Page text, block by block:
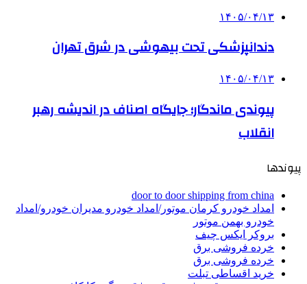
۱۴۰۵/۰۴/۱۳
دندانپزشکی تحت بیهوشی در شرق تهران
۱۴۰۵/۰۴/۱۳
پیوندی ماندگار؛ جایگاه اصناف در اندیشه رهبر
انقلاب
پیوندها
door to door shipping from china
امداد خودرو کرمان موتور/امداد خودرو مدیران خودرو/امداد
خودرو بهمن موتور
بروکر ایکس چیف
خرده فروشی برق
خرده فروشی برق
خرید اقساطی تبلت